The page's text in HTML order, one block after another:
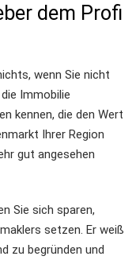
dem Profi
wenn Sie nicht
Immobilie
kennen, die den Wert
Ihrer Region
gut angesehen
Sie sich sparen,
setzen. Er weiß
zu begründen und